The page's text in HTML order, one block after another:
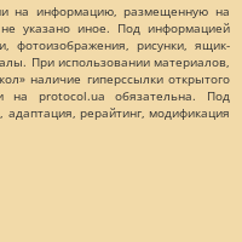
на информацию, размещенную на
указано иное. Под информацией
фотоизображения, рисунки, ящик-
При использовании материалов,
наличие гиперссылки открытого
на protocol.ua обязательна. Под
рерайтинг, модификация